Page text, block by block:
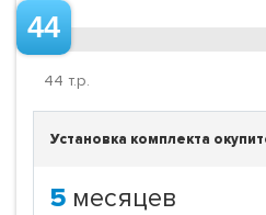
44
44 т.р.
Установка комплекта
5 месяцев